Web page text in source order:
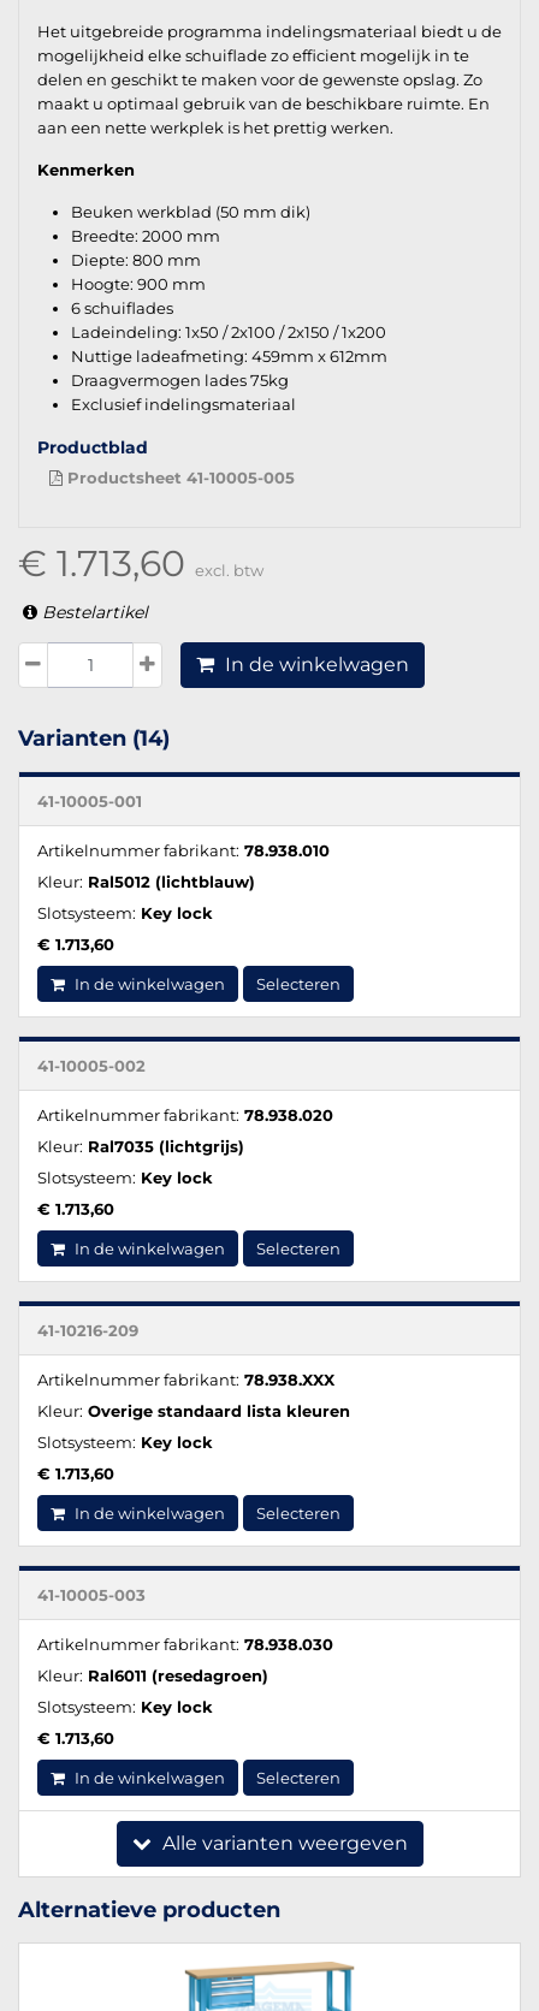
Het uitgebreide programma indelingsmateriaal biedt u de
mogelijkheid elke schuiflade zo efficient mogelijk in te
delen en geschikt te maken voor de gewenste opslag. Zo
maakt u optimaal gebruik van de beschikbare ruimte. En
aan een nette werkplek is het prettig werken.
Kenmerken
Beuken werkblad (50 mm dik)
Breedte: 2000 mm
Diepte: 800 mm
Hoogte: 900 mm
6 schuiflades
Ladeindeling: 1x50 / 2x100 / 2x150 / 1x200
Nuttige ladeafmeting: 459mm x 612mm
Draagvermogen lades 75kg
Exclusief indelingsmateriaal
Productblad
Productsheet 41-10005-005
€ 1.713,60 excl. btw
Bestelartikel
In de winkelwagen
Varianten (14)
41-10005-001
Artikelnummer fabrikant: 78.938.010
Kleur: Ral5012 (lichtblauw)
Slotsysteem: Key lock
€ 1.713,60
In de winkelwagen Selecteren
41-10005-002
Artikelnummer fabrikant: 78.938.020
Kleur: Ral7035 (lichtgrijs)
Slotsysteem: Key lock
€ 1.713,60
In de winkelwagen Selecteren
41-10216-209
Artikelnummer fabrikant: 78.938.XXX
Kleur: Overige standaard lista kleuren
Slotsysteem: Key lock
€ 1.713,60
In de winkelwagen Selecteren
41-10005-003
Artikelnummer fabrikant: 78.938.030
Kleur: Ral6011 (resedagroen)
Slotsysteem: Key lock
€ 1.713,60
In de winkelwagen Selecteren
Alle varianten weergeven
Alternatieve producten